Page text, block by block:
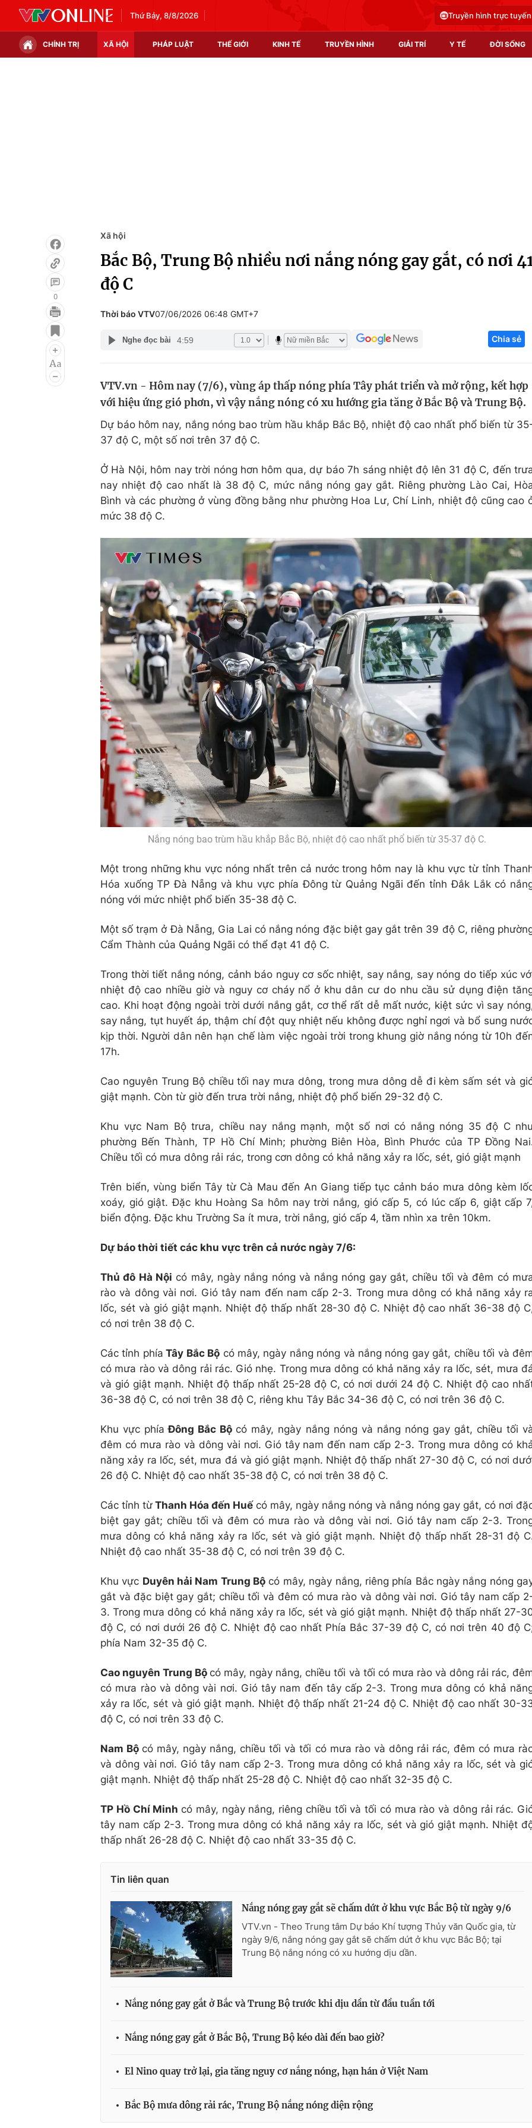
Thứ Bảy, 8/8/2026 Truyền hình trực tuyến
CHÍNH TRỊ XÃ HỘI PHÁP LUẬT THẾ GIỚI KINH TẾ TRUYỀN HÌNH GIẢI TRÍ Y TẾ ĐỜI SỐNG
Infographic
Điện ảnh
Âm nhạc
Du lịch
Chất lượng cuộc sống
Tuyển sinh
Hitech Công
Thị trường
0
Xã hội
Bắc Bộ, Trung Bộ nhiều nơi nắng nóng gay gắt, có nơi
độ C
Thời báo VTV07/06/2026 06:48 GMT+7
Nghe đọc bài 4:59 Chia sẻ
VTV.vn - Hôm nay (7/6), vùng áp thấp nóng phía Tây phát triển và mở rộng, kết hợp
với hiệu ứng gió phơn, vì vậy nắng nóng có xu hướng gia tăng ở Bắc Bộ và Trung Bộ.
Dự báo hôm nay, nắng nóng bao trùm hầu khắp Bắc Bộ, nhiệt độ cao nhất phổ biến từ
37 độ C, một số nơi trên 37 độ C.
Ở Hà Nội, hôm nay trời nóng hơn hôm qua, dự báo 7h sáng nhiệt độ lên 31 độ C, đến
nay nhiệt độ cao nhất là 38 độ C, mức nắng nóng gay gắt. Riêng phường Lào Cai,
Bình và các phường ở vùng đồng bằng như phường Hoa Lư, Chí Linh, nhiệt độ cũng cao
mức 38 độ C.
Nắng nóng bao trùm hầu khắp Bắc Bộ, nhiệt độ cao nhất phổ biến từ 35-37 độ C.
Một trong những khu vực nóng nhất trên cả nước trong hôm nay là khu vực từ tỉnh
Hóa xuống TP Đà Nẵng và khu vực phía Đông từ Quảng Ngãi đến tỉnh Đắk Lắk có
nóng với mức nhiệt phổ biến 35-38 độ C.
Một số trạm ở Đà Nẵng, Gia Lai có nắng nóng đặc biệt gay gắt trên 39 độ C, riêng
Cẩm Thành của Quảng Ngãi có thể đạt 41 độ C.
Trong thời tiết nắng nóng, cảnh báo nguy cơ sốc nhiệt, say nắng, say nóng do tiếp xúc
nhiệt độ cao nhiều giờ và nguy cơ cháy nổ ở khu dân cư do nhu cầu sử dụng điện
cao. Khi hoạt động ngoài trời dưới nắng gắt, cơ thể rất dễ mất nước, kiệt sức vì say
say nắng, tụt huyết áp, thậm chí đột quỵ nhiệt nếu không được nghỉ ngơi và bổ sung
kịp thời. Người dân nên hạn chế làm việc ngoài trời trong khung giờ nắng nóng từ 10h
17h.
Cao nguyên Trung Bộ chiều tối nay mưa dông, trong mưa dông dễ đi kèm sấm sét và
giật mạnh. Còn từ giờ đến trưa trời nắng, nhiệt độ phổ biến 29-32 độ C.
Khu vực Nam Bộ trưa, chiều nay nắng mạnh, một số nơi có nắng nóng 35 độ C
phường Bến Thành, TP Hồ Chí Minh; phường Biên Hòa, Bình Phước của TP Đồng
Chiều tối có mưa dông rải rác, trong cơn dông có khả năng xảy ra lốc, sét, gió giật mạnh
Trên biển, vùng biển Tây từ Cà Mau đến An Giang tiếp tục cảnh báo mưa dông kèm
xoáy, gió giật. Đặc khu Hoàng Sa hôm nay trời nắng, gió cấp 5, có lúc cấp 6, giật cấp
biển động. Đặc khu Trường Sa ít mưa, trời nắng, gió cấp 4, tầm nhìn xa trên 10km.
Dự báo thời tiết các khu vực trên cả nước ngày 7/6:
Thủ đô Hà Nội có mây, ngày nắng nóng và nắng nóng gay gắt, chiều tối và đêm có
rào và dông vài nơi. Gió tây nam đến nam cấp 2-3. Trong mưa dông có khả năng xảy
lốc, sét và gió giật mạnh. Nhiệt độ thấp nhất 28-30 độ C. Nhiệt độ cao nhất 36-38 độ
có nơi trên 38 độ C.
Các tỉnh phía Tây Bắc Bộ có mây, ngày nắng nóng và nắng nóng gay gắt, chiều tối và
có mưa rào và dông rải rác. Gió nhẹ. Trong mưa dông có khả năng xảy ra lốc, sét, mưa
và gió giật mạnh. Nhiệt độ thấp nhất 25-28 độ C, có nơi dưới 24 độ C. Nhiệt độ cao
36-38 độ C, có nơi trên 38 độ C, riêng khu Tây Bắc 34-36 độ C, có nơi trên 36 độ C.
Khu vực phía Đông Bắc Bộ có mây, ngày nắng nóng và nắng nóng gay gắt, chiều tối
đêm có mưa rào và dông vài nơi. Gió tây nam đến nam cấp 2-3. Trong mưa dông có
năng xảy ra lốc, sét, mưa đá và gió giật mạnh. Nhiệt độ thấp nhất 27-30 độ C, có nơi
26 độ C. Nhiệt độ cao nhất 35-38 độ C, có nơi trên 38 độ C.
Các tỉnh từ Thanh Hóa đến Huếcó mây, ngày nắng nóng và nắng nóng gay gắt, có nơi
biệt gay gắt; chiều tối và đêm có mưa rào và dông vài nơi. Gió tây nam cấp 2-3.
mưa dông có khả năng xảy ra lốc, sét và gió giật mạnh. Nhiệt độ thấp nhất 28-31 độ
Nhiệt độ cao nhất 35-38 độ C, có nơi trên 39 độ C.
Khu vực Duyên hải Nam Trung Bộ có mây, ngày nắng, riêng phía Bắc ngày nắng nóng
gắt và đặc biệt gay gắt; chiều tối và đêm có mưa rào và dông vài nơi. Gió tây nam cấp
3. Trong mưa dông có khả năng xảy ra lốc, sét và gió giật mạnh. Nhiệt độ thấp nhất 27-
độ C, có nơi dưới 26 độ C. Nhiệt độ cao nhất Phía Bắc 37-39 độ C, có nơi trên 40 độ
phía Nam 32-35 độ C.
Cao nguyên Trung Bộ có mây, ngày nắng, chiều tối và tối có mưa rào và dông rải rác,
có mưa rào và dông vài nơi. Gió tây nam đến tây cấp 2-3. Trong mưa dông có khả
xảy ra lốc, sét và gió giật mạnh. Nhiệt độ thấp nhất 21-24 độ C. Nhiệt độ cao nhất 30-
độ C, có nơi trên 33 độ C.
Nam Bộ có mây, ngày nắng, chiều tối và tối có mưa rào và dông rải rác, đêm có mưa
và dông vài nơi. Gió tây nam cấp 2-3. Trong mưa dông có khả năng xảy ra lốc, sét và
giật mạnh. Nhiệt độ thấp nhất 25-28 độ C. Nhiệt độ cao nhất 32-35 độ C.
TP Hồ Chí Minh có mây, ngày nắng, riêng chiều tối và tối có mưa rào và dông rải rác.
tây nam cấp 2-3. Trong mưa dông có khả năng xảy ra lốc, sét và gió giật mạnh. Nhiệt
thấp nhất 26-28 độ C. Nhiệt độ cao nhất 33-35 độ C.
Tin liên quan
Nắng nóng gay gắt sẽ chấm dứt ở khu vực Bắc Bộ từ ngày 9/6
VTV.vn - Theo Trung tâm Dự báo Khí tượng Thủy văn Quốc gia, từ
ngày 9/6, nắng nóng gay gắt sẽ chấm dứt ở khu vực Bắc Bộ; tại
Trung Bộ nắng nóng có xu hướng dịu dần.
Nắng nóng gay gắt ở Bắc và Trung Bộ trước khi dịu dần từ đầu tuần tới
Nắng nóng gay gắt ở Bắc Bộ, Trung Bộ kéo dài đến bao giờ?
El Nino quay trở lại, gia tăng nguy cơ nắng nóng, hạn hán ở Việt Nam
Bắc Bộ mưa dông rải rác, Trung Bộ nắng nóng diện rộng